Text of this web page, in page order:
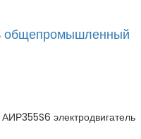
общепромышленный
электродвигатель